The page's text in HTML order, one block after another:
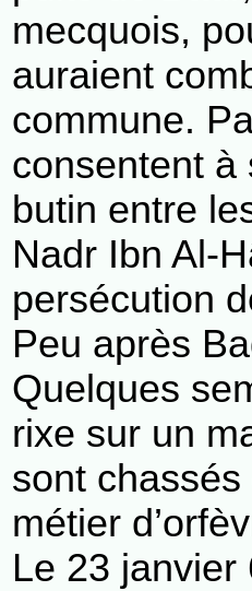
mecquois,
auraient
commune.
consentent à
butin entre
Nadr Ibn Al-
persécution
Peu après
Quelques
rixe sur un
sont
métier
Le 23